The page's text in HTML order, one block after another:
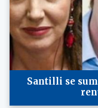
Santilli se